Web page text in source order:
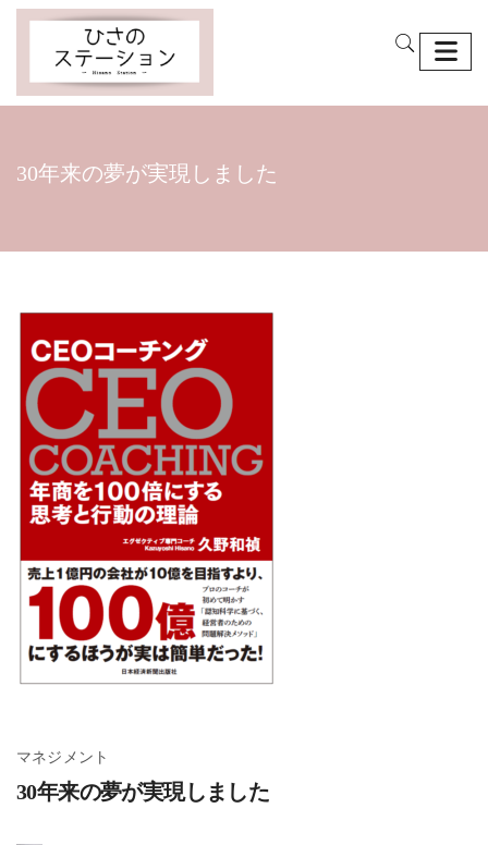
30年来の夢が実現しました
マネジメント
30年来の夢が実現しました